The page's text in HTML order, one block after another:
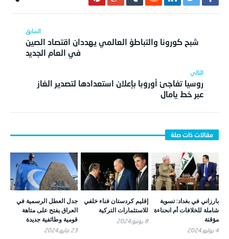
شبح كورونا والتباطؤ العالمي يهددان اقتصاد الصين
في العام الجديد
روسيا تفاجئ أوروبا بإعلان استعدادها لتصدير الغاز
عبر خط يامال
بارزاني في بغداد: تسوية
شاملة للخلافات أم انحناءة
مؤقتة
4 يوليو,2024
إقليم كردستان فناء خلفي
للاستثمارات التركية
8 يونيو,2024
جدل العطل الرسمية في
العراق يفتح على متاهة
قومية وطائفية جديدة
23 مايو,2024